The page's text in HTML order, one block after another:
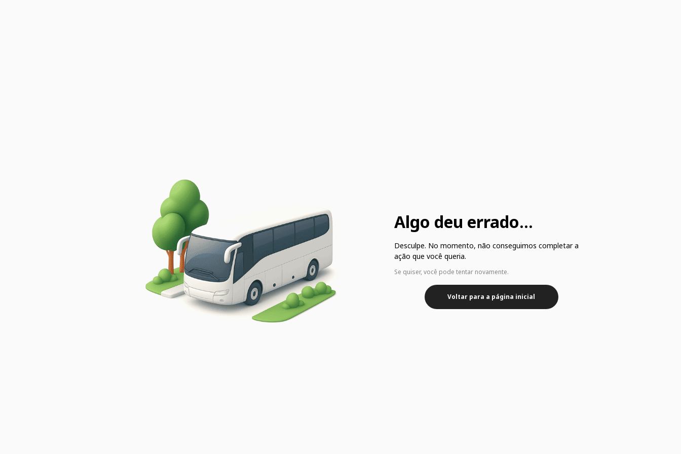
Algo deu errado...
Desculpe. No momento, não conseguimos completar a
ação que você queria.
Se quiser, você pode tentar novamente.
Voltar para a página inicial